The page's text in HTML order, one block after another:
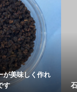
が美味しく作れ
す